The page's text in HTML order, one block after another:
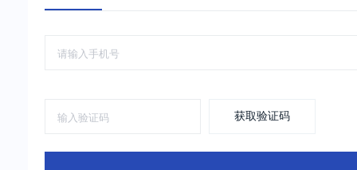
获取验证码